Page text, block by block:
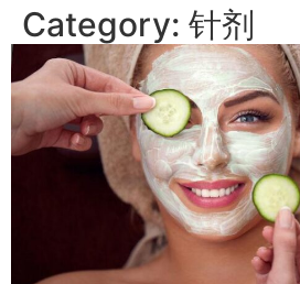
Category: 针剂